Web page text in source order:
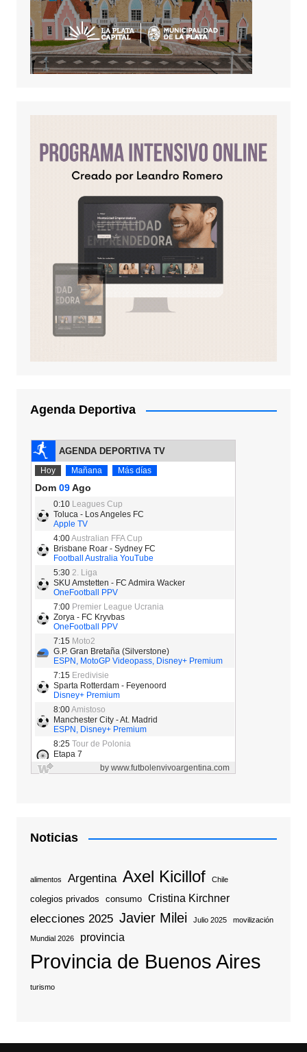
Agenda Deportiva
Noticias
alimentos Argentina Axel Kicillof Chile
colegios privados consumo Cristina Kirchner
elecciones 2025 Javier Milei Julio 2025 movilización
Mundial 2026 provincia
Provincia de Buenos Aires
turismo